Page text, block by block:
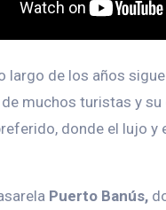
largo de los años
muchos turistas y
donde el lujo y
Puerto Banús,